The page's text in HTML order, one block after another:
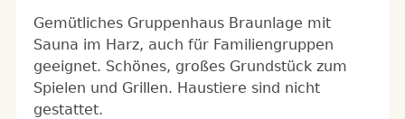
Gemütliches Gruppenhaus Braunlage mit
Sauna im Harz, auch für Familiengruppen
geeignet. Schönes, großes Grundstück zum
Spielen und Grillen. Haustiere sind nicht
gestattet.